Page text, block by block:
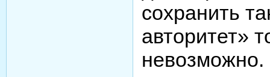
сохранить
авторитет»
невозможно.